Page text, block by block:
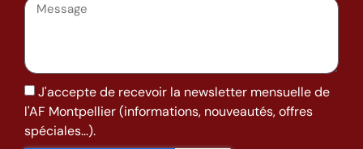
J'accepte de recevoir la newsletter mensuelle de
l'AF Montpellier (informations, nouveautés, offres
spéciales...).